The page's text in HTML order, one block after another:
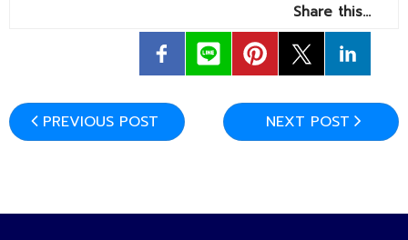
- การจัดการความรู้ (KM Scitech)
- โครงการบริหารจัดการพื้นที่ 10 ไร่ ด้านหลังโรงสีข้าว
Share this…
PREVIOUS POST NEXT POST